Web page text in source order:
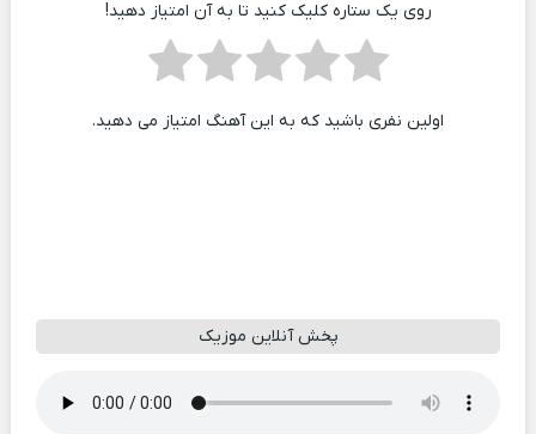
روی یک ستاره کلیک کنید تا به آن امتیاز دهید!
اولین نفری باشید که به این آهنگ امتیاز می دهید.
پخش آنلاین موزیک